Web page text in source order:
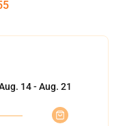
14 - Aug. 21